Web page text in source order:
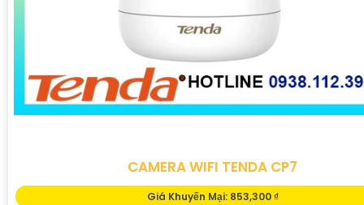
CAMERA WIFI TENDA CP7
Giá Khuyến Mại: 853,300 ₫